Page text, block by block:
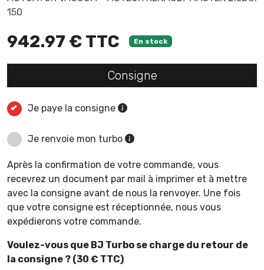
150
942.97 € TTC En stock
Consigne
Je paye la consigne
Je renvoie mon turbo
Après la confirmation de votre commande, vous
recevrez un document par mail à imprimer et à mettre
avec la consigne avant de nous la renvoyer. Une fois
que votre consigne est réceptionnée, nous vous
expédierons votre commande.
Voulez-vous que BJ Turbo se charge du retour de
la consigne ? (30 € TTC)